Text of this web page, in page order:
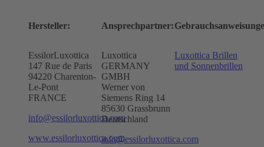
Hersteller:
EssilorLuxottica
147 Rue de Paris
94220 Charenton-
Le-Pont
FRANCE
info@essilorluxottica.com
www.essilorluxottica.com
Ansprechpartner:
Luxottica
GERMANY
GMBH
Werner von
Siemens Ring 14
85630 Grassbrunn
Deutschland
info@essilorluxottica.com
Luxottica Brillen
und Sonnenbrillen